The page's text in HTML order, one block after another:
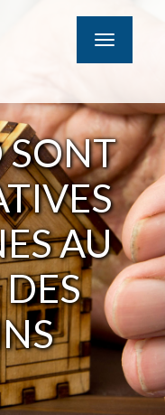
MENU
SONT
AU